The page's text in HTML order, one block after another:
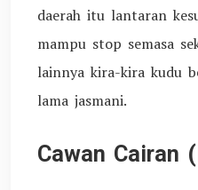
daerah itu lantaran
mampu stop semasa
lainnya kira-kira kudu
lama jasmani.
Cawan Cairan